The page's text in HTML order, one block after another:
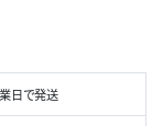
日で発送